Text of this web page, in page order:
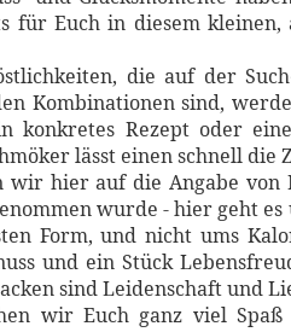
für Euch in diesem kleinen,
die auf der
Kombinationen sind,
konkretes Rezept oder
lässt einen schnell die
wir hier auf die Angabe
wurde - hier geht es
Form, und nicht ums
und ein Stück
sind Leidenschaft und
wir Euch ganz viel Spaß